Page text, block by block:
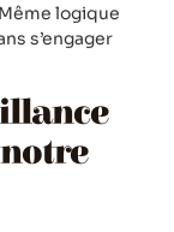
logique
s’engager